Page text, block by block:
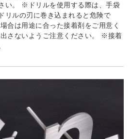
い。 ※ドリルを使用する際は、手袋
リルの刃に巻き込まれると危険で
合は用途に合った接着剤をご用意く
さないようご注意ください。 ※接着